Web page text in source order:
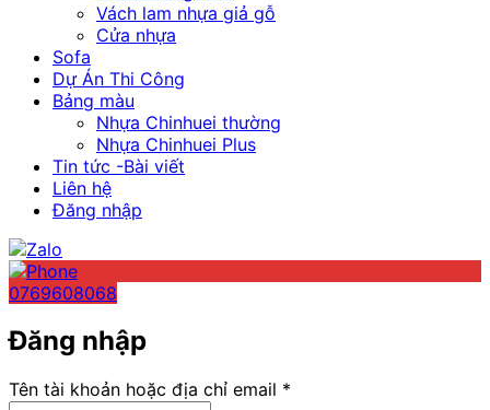
Vách lam nhựa giả gỗ
Cửa nhựa
Sofa
Dự Án Thi Công
Bảng màu
Nhựa Chinhuei thường
Nhựa Chinhuei Plus
Tin tức -Bài viết
Liên hệ
Đăng nhập
0769608068
Đăng nhập
Tên tài khoản hoặc địa chỉ email *